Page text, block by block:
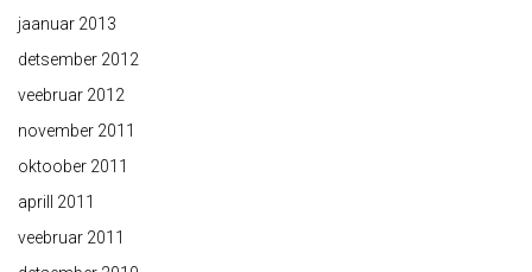
jaanuar 2013
detsember 2012
veebruar 2012
november 2011
oktoober 2011
aprill 2011
veebruar 2011